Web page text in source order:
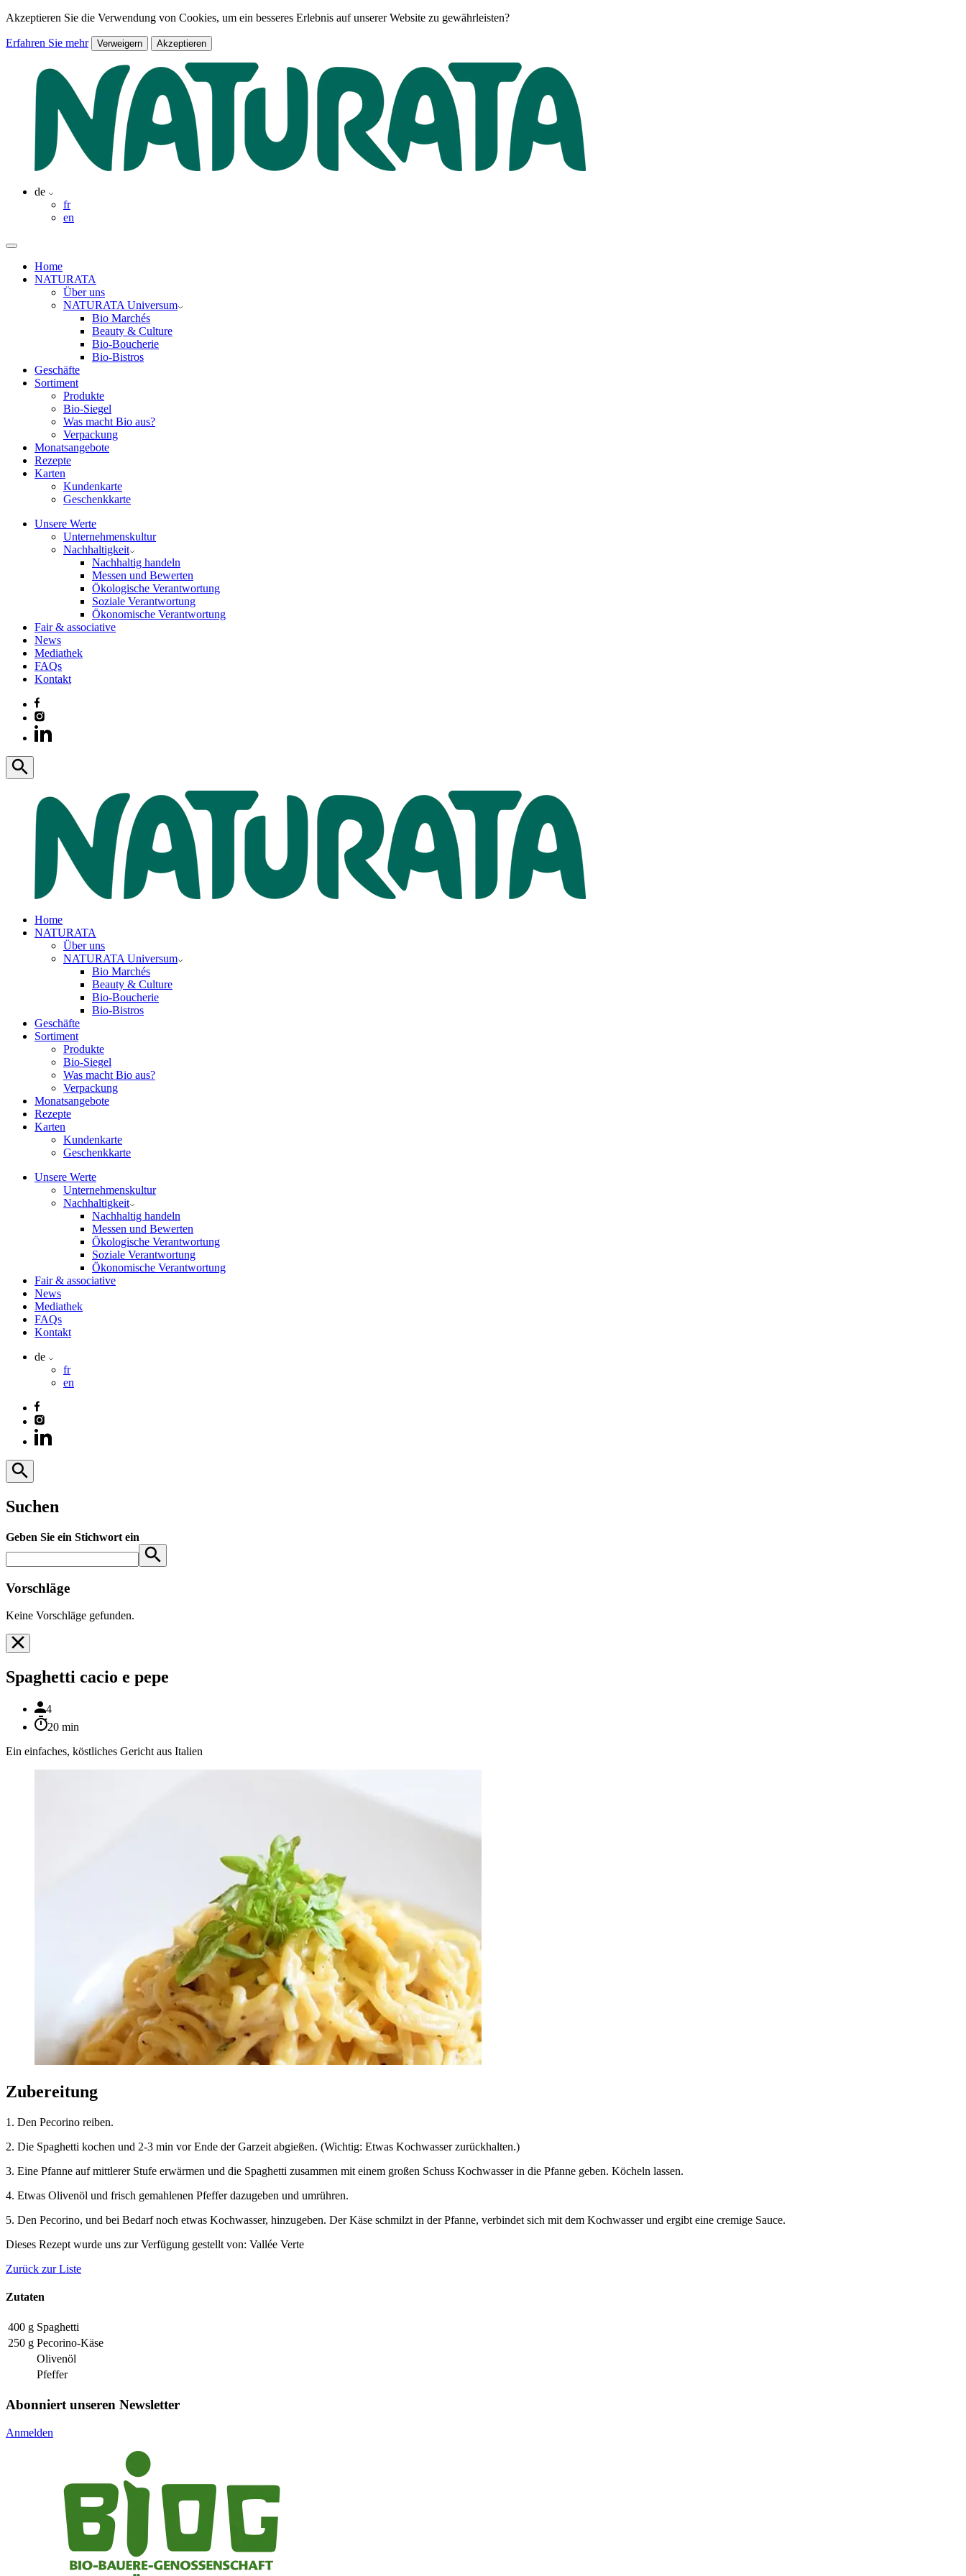
Akzeptieren Sie die Verwendung von Cookies, um ein besseres Erlebnis auf unserer Website zu gewährleisten?
Erfahren Sie mehr Verweigern Akzeptieren
de
fr
en
Home
NATURATA
Über uns
NATURATA Universum
Bio Marchés
Beauty & Culture
Bio-Boucherie
Bio-Bistros
Geschäfte
Sortiment
Produkte
Bio-Siegel
Was macht Bio aus?
Verpackung
Monatsangebote
Rezepte
Karten
Kundenkarte
Geschenkkarte
Unsere Werte
Unternehmenskultur
Nachhaltigkeit
Nachhaltig handeln
Messen und Bewerten
Ökologische Verantwortung
Soziale Verantwortung
Ökonomische Verantwortung
Fair & associative
News
Mediathek
FAQs
Kontakt
Home
NATURATA
Über uns
NATURATA Universum
Bio Marchés
Beauty & Culture
Bio-Boucherie
Bio-Bistros
Geschäfte
Sortiment
Produkte
Bio-Siegel
Was macht Bio aus?
Verpackung
Monatsangebote
Rezepte
Karten
Kundenkarte
Geschenkkarte
Unsere Werte
Unternehmenskultur
Nachhaltigkeit
Nachhaltig handeln
Messen und Bewerten
Ökologische Verantwortung
Soziale Verantwortung
Ökonomische Verantwortung
Fair & associative
News
Mediathek
FAQs
Kontakt
de
fr
en
Suchen
Geben Sie ein Stichwort ein
Vorschläge
Keine Vorschläge gefunden.
Spaghetti cacio e pepe
4
20 min
Ein einfaches, köstliches Gericht aus Italien
Zubereitung
1. Den Pecorino reiben.
2. Die Spaghetti kochen und 2-3 min vor Ende der Garzeit abgießen. (Wichtig: Etwas Kochwasser zurückhalten.)
3. Eine Pfanne auf mittlerer Stufe erwärmen und die Spaghetti zusammen mit einem großen Schuss Kochwasser in die Pfanne geben. Köcheln lassen.
4. Etwas Olivenöl und frisch gemahlenen Pfeffer dazugeben und umrühren.
5. Den Pecorino, und bei Bedarf noch etwas Kochwasser, hinzugeben. Der Käse schmilzt in der Pfanne, verbindet sich mit dem Kochwasser und ergibt eine cremige Sauce.
Dieses Rezept wurde uns zur Verfügung gestellt von: Vallée Verte
Zurück zur Liste
Zutaten
400 g Spaghetti
250 g Pecorino-Käse
Olivenöl
Pfeffer
Abonniert unseren Newsletter
Anmelden